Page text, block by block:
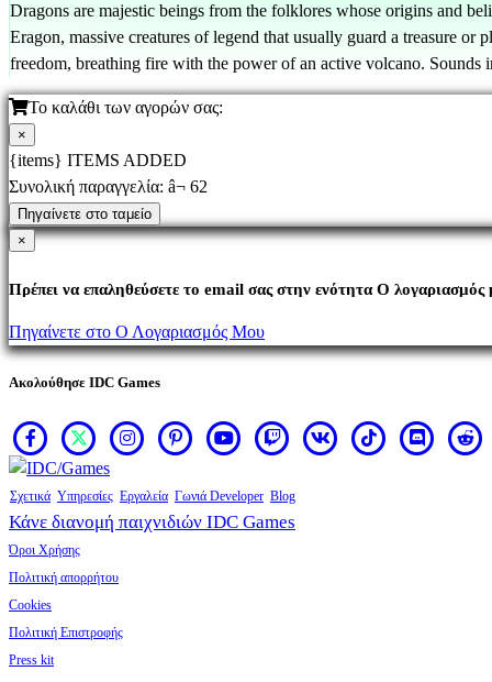
Dragons are majestic beings from the folklores whose origins and
Eragon, massive creatures of legend that usually guard a treasure
freedom, breathing fire with the power of an active volcano. Sounds
Το καλάθι των αγορών σας:
×
{items} ITEMS ADDED
Συνολική παραγγελία: â¬ 62
Πηγαίνετε στο ταμείο
×
Πρέπει να επαληθεύσετε το email σας στην ενότητα Ο λογαριασμός
Πηγαίνετε στο Ο Λογαριασμός Μου
Ακολούθησε IDC Games
Σχετικά Υπηρεσίες Εργαλεία Γωνιά Developer Blog
Κάνε διανομή παιχνιδιών IDC Games
Όροι Χρήσης
Πολιτική απορρήτου
Cookies
Πολιτική Επιστροφής
Press kit